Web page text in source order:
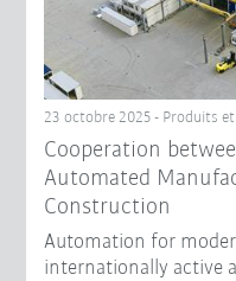
23 octobre 2025 - Produits
Cooperation
Automated
Construction
Automation for
internationally active